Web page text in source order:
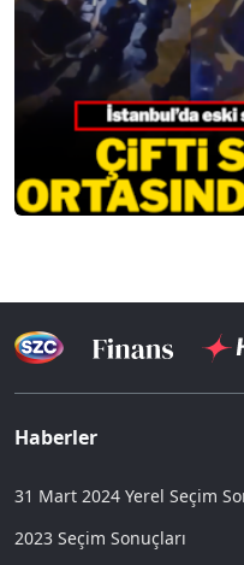
Haberler
31 Mart 2024 Yerel Seçim
2023 Seçim Sonuçları